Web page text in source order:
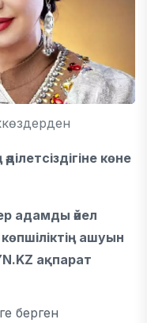
көне
адамды әйел
ашуын
ақпарат
берген